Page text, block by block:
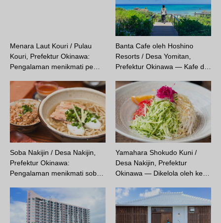
Menara Laut Kouri / Pulau
Kouri, Prefektur Okinawa:
Pengalaman menikmati pe…
Banta Cafe oleh Hoshino
Resorts / Desa Yomitan,
Prefektur Okinawa — Kafe d…
Soba Nakijin / Desa Nakijin,
Prefektur Okinawa:
Pengalaman menikmati sob…
Yamahara Shokudo Kuni /
Desa Nakijin, Prefektur
Okinawa — Dikelola oleh ke…